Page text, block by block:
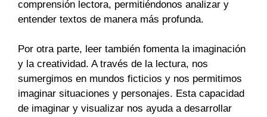
comprensión lectora, permitiéndonos analizar y
entender textos de manera más profunda.
Por otra parte, leer también fomenta la imaginación
y la creatividad. A través de la lectura, nos
sumergimos en mundos ficticios y nos permitimos
imaginar situaciones y personajes. Esta capacidad
de imaginar y visualizar nos ayuda a desarrollar